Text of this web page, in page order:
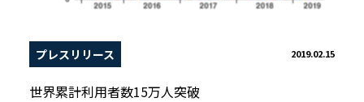
プレスリリース 2019.02.15
世界累計利用者数15万人突破